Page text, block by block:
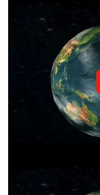
Bei Klick wird dieses Video
[ma-gdpr-youtube
Bei Klick wird dieses Video
siehe